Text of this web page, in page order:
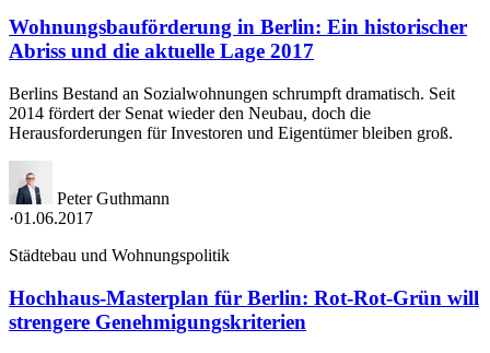
Wohnungsbauförderung in Berlin: Ein historischer
Abriss und die aktuelle Lage 2017
Berlins Bestand an Sozialwohnungen schrumpft dramatisch. Seit
2014 fördert der Senat wieder den Neubau, doch die
Herausforderungen für Investoren und Eigentümer bleiben groß.
Peter Guthmann
·01.06.2017
Städtebau und Wohnungspolitik
Hochhaus-Masterplan für Berlin: Rot-Rot-Grün will
strengere Genehmigungskriterien